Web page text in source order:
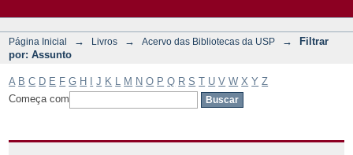
Página Inicial → Livros → Acervo das Bibliotecas da USP →
Filtrar
por: Assunto
A B C D E F G H J K M N O P Q R S T U V W X Y Z
Começa com